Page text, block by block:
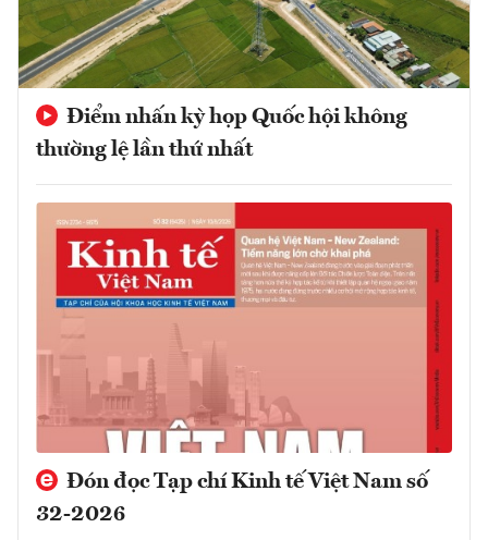
Điểm nhấn kỳ họp Quốc hội không
thường lệ lần thứ nhất
Đón đọc Tạp chí Kinh tế Việt Nam số
32-2026